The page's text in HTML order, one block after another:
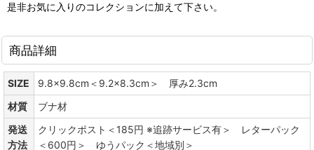
是非お気に入りのコレクションに加えて下さい。
商品詳細
SIZE
9.8x9.8cm＜9.2x8.3cm＞ 厚み2.3cm
材質
ブナ材
発送
方法
クリックポスト＜185円 ※追跡サービス有＞ レターパック
＜600円＞ ゆうパック＜地域別＞